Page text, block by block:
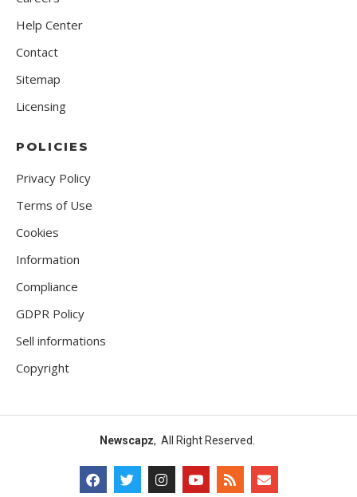
Help Center
Contact
Sitemap
Licensing
POLICIES
Privacy Policy
Terms of Use
Cookies
Information
Compliance
GDPR Policy
Sell informations
Copyright
Newscapz, All Right Reserved.